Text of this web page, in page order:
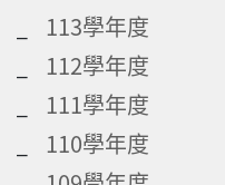
113學年度
112學年度
111學年度
110學年度